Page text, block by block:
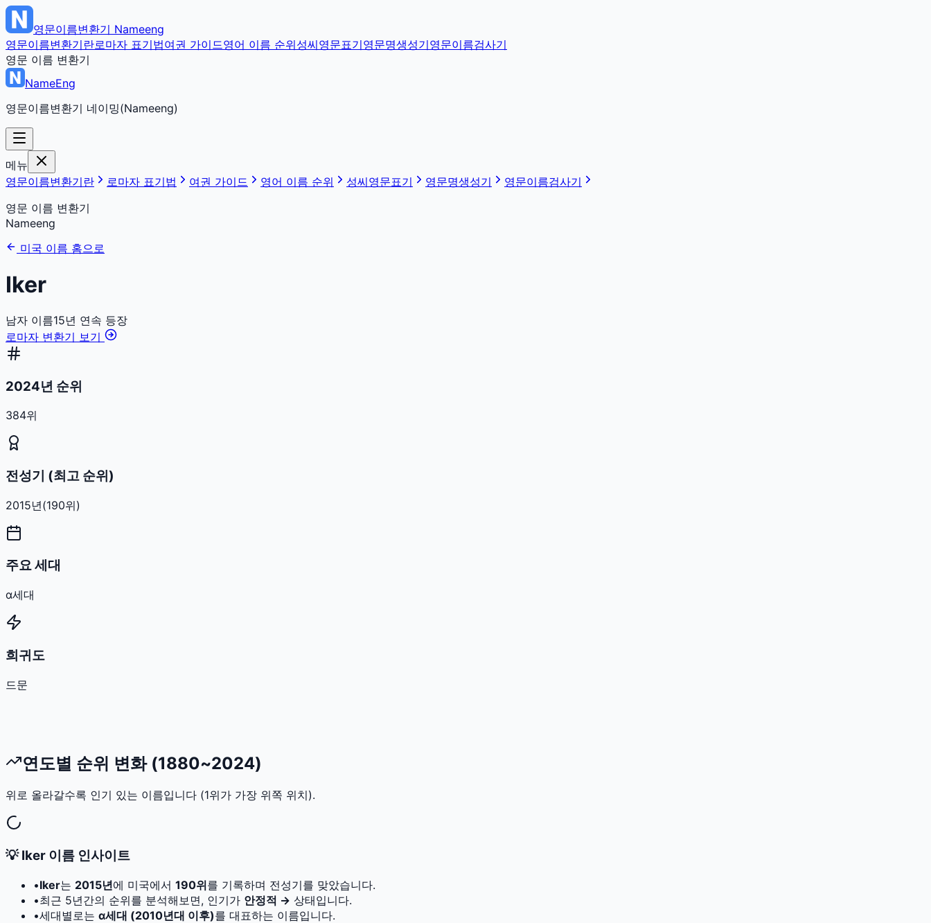
영문이름변환기 Nameeng
영문이름변환기란로마자 표기법여권 가이드영어 이름 순위성씨영문표기영문명생성기영문이름검사기
영문 이름 변환기
NameEng
영문이름변환기 네이밍(Nameeng)
메뉴
영문이름변환기란
로마자 표기법 여권 가이드 영어 이름 순위 성씨영문표기 영문명생성기
영문이름검사기
영문 이름 변환기
Nameeng
미국 이름 홈으로
Iker
남자 이름15년 연속 등장
로마자 변환기 보기
2024년 순위
384위
전성기 (최고 순위)
2015년(190위)
주요 세대
α세대
희귀도
드문
연도별 순위 변화 (1880~2024)
위로 올라갈수록 인기 있는 이름입니다 (1위가 가장 위쪽 위치).
💡Iker 이름 인사이트
•Iker는 2015년에 미국에서 190위를 기록하며 전성기를 맞았습니다.
•최근 5년간의 순위를 분석해보면, 인기가 안정적 → 상태입니다.
•세대별로는 α세대 (2010년대 이후)를 대표하는 이름입니다.